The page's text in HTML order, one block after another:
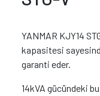
YANMAR KJY14
kapasitesi
garanti eder.
14kVA gücündeki